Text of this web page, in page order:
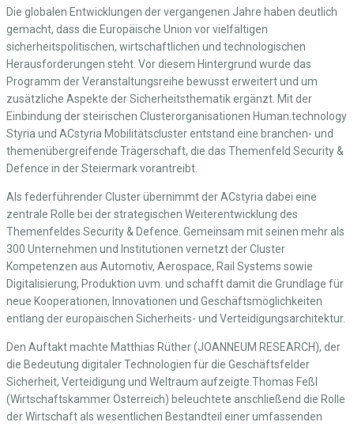
Die globalen Entwicklungen der vergangenen Jahre haben deutlich
gemacht, dass die Europäische Union vor vielfältigen
sicherheitspolitischen, wirtschaftlichen und technologischen
Herausforderungen steht. Vor diesem Hintergrund wurde das
Programm der Veranstaltungsreihe bewusst erweitert und um
zusätzliche Aspekte der Sicherheitsthematik ergänzt. Mit der
Einbindung der steirischen Clusterorganisationen Human.technology
Styria und ACstyria Mobilitätscluster entstand eine branchen- und
themenübergreifende Trägerschaft, die das Themenfeld Security &
Defence in der Steiermark vorantreibt.
Als federführender Cluster übernimmt der ACstyria dabei eine
zentrale Rolle bei der strategischen Weiterentwicklung des
Themenfeldes Security & Defence. Gemeinsam mit seinen mehr als
300 Unternehmen und Institutionen vernetzt der Cluster
Kompetenzen aus Automotiv, Aerospace, Rail Systems sowie
Digitalisierung, Produktion uvm. und schafft damit die Grundlage für
neue Kooperationen, Innovationen und Geschäftsmöglichkeiten
entlang der europäischen Sicherheits- und Verteidigungsarchitektur.
Den Auftakt machte Matthias Rüther (JOANNEUM RESEARCH), der
die Bedeutung digitaler Technologien für die Geschäftsfelder
Sicherheit, Verteidigung und Weltraum aufzeigte.Thomas Feßl
(Wirtschaftskammer Österreich) beleuchtete anschließend die Rolle
der Wirtschaft als wesentlichen Bestandteil einer umfassenden